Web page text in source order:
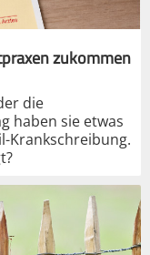
zukommen
die
haben sie etwas
Krankschreibung.